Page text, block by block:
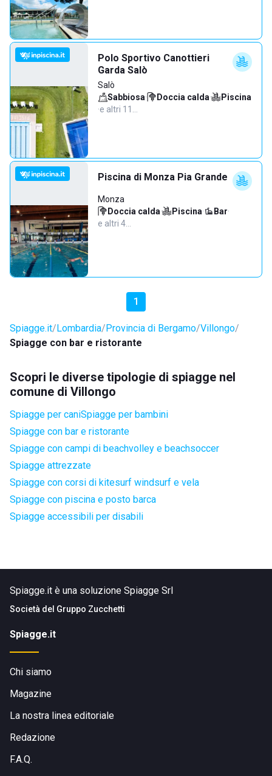
Polo Sportivo Canottieri
Garda Salò
Salò
Sabbiosa· Doccia calda·
Piscina
·e altri 11…
Piscina di Monza Pia Grande
Monza
Doccia calda· Piscina· Bar·
e altri 4…
1
Spiagge.it Lombardia Provincia di Bergamo Villongo
Spiagge con bar e ristorante
Scopri le diverse tipologie di spiagge nel
comune di Villongo
Spiagge per caniSpiagge per bambini
Spiagge con bar e ristorante
Spiagge con campi di beachvolley e beachsoccer
Spiagge attrezzate
Spiagge con corsi di kitesurf windsurf e vela
Spiagge con piscina e posto barca
Spiagge accessibili per disabili
Spiagge.it è una soluzione Spiagge Srl
Società del Gruppo Zucchetti
Spiagge.it
Chi siamo
Magazine
La nostra linea editoriale
Redazione
F.A.Q.